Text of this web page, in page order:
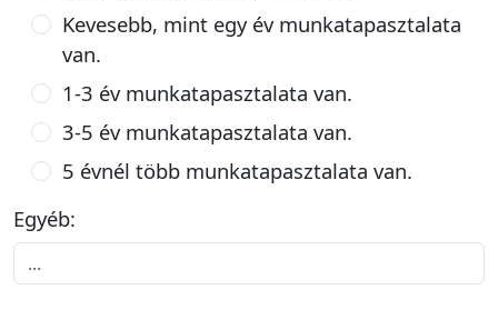
Kevesebb, mint egy év munkatapasztalata
van.
1-3 év munkatapasztalata van.
3-5 év munkatapasztalata van.
5 évnél több munkatapasztalata van.
Egyéb: